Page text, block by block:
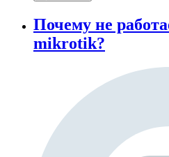
Почему не
mikrotik?